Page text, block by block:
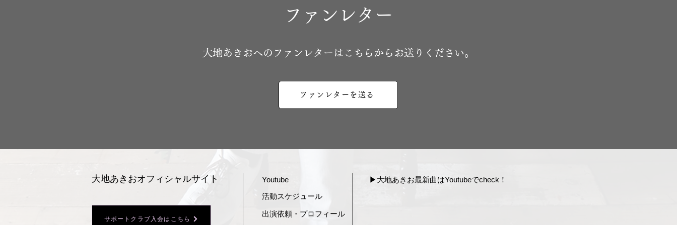
ファンレター
​大地あきおへのファンレターはこちらからお送りください。
ファンレターを送る
大地あきおオフィシャルサイト Youtube
▶︎大地あきお最新曲はYoutubeでcheck！
活動スケジュール
出演依頼・プロフィール
サポートクラブ入会はこちら